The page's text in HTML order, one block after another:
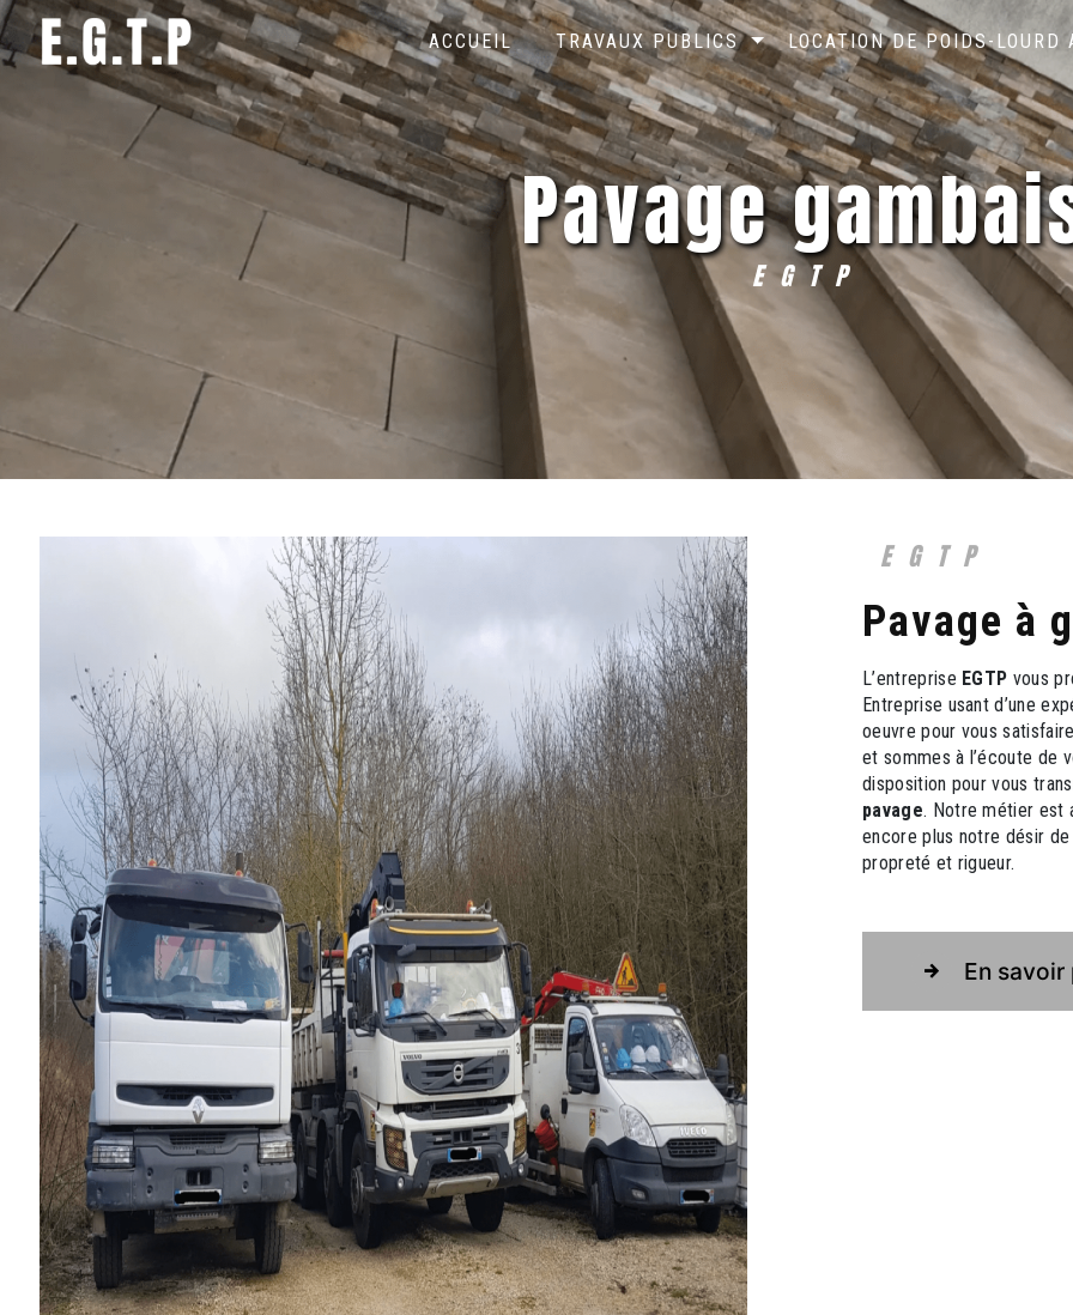
ACCUEIL TRAVAUX PUBLICS LOCATION DE POIDS-LOURD
pavage
EGTP
EGTP
pavage à
L’entreprise EGTP vous
Entreprise usant d’une
oeuvre pour vous
et sommes à l’écoute de
disposition pour vous
pavage. Notre métier est
encore plus notre désir
propreté et rigueur.
En savoir
Panneau de gestion des cookies